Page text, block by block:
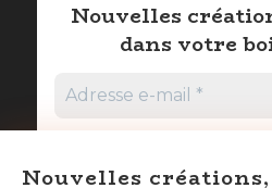
Nouvelles
Nouvelles
dans votre